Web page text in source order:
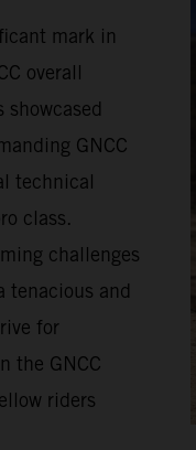
mark in
overall
GNCC
technical
class.
challenges
tenacious and
for
the GNCC
riders